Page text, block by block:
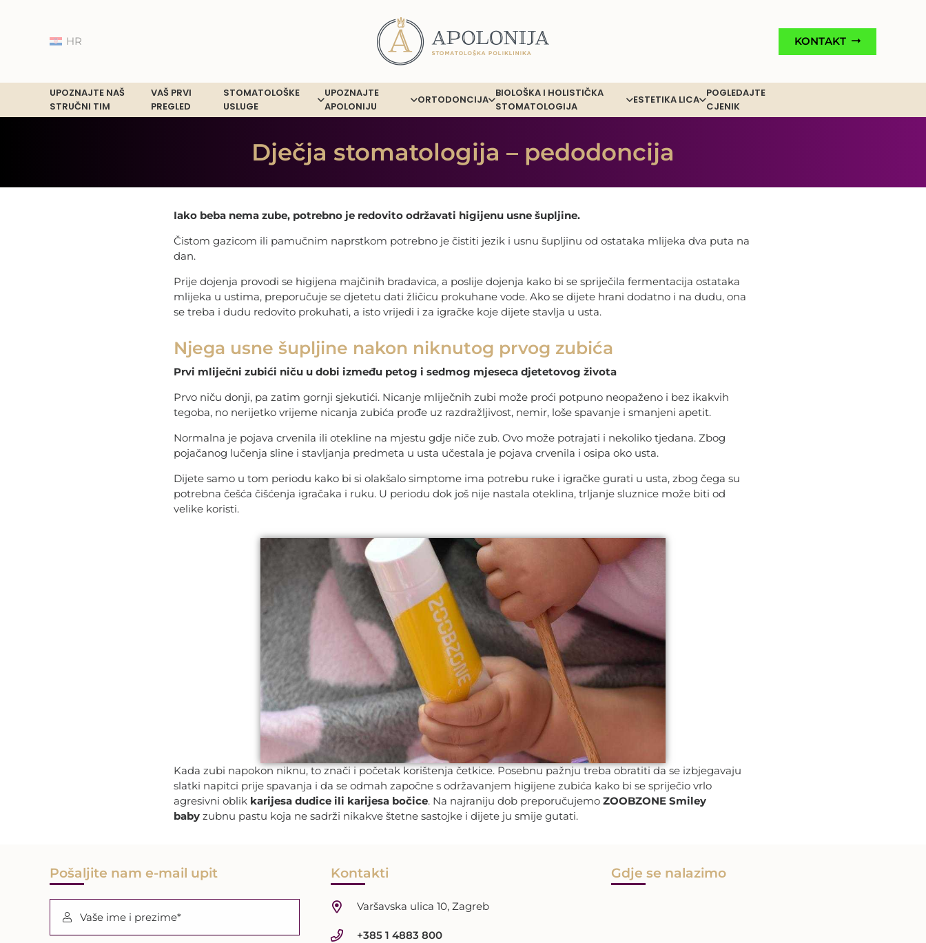
HR KONTAKT
UPOZNAJTE NAŠ
STRUČNI TIM
VAŠ PRVI
PREGLED
STOMATOLOŠKE
USLUGE
UPOZNAJTE
APOLONIJU
ORTODONCIJA
BIOLOŠKA I HOLISTIČKA
STOMATOLOGIJA
ESTETIKA LICA
POGLEDAJTE
CJENIK
Dječja stomatologija – pedodoncija
Iako beba nema zube, potrebno je redovito održavati higijenu usne šupljine.
Čistom gazicom ili pamučnim naprstkom potrebno je čistiti jezik i usnu šupljinu od ostataka mlijeka dva puta na
dan.
Prije dojenja provodi se higijena majčinih bradavica, a poslije dojenja kako bi se spriječila fermentacija ostataka
mlijeka u ustima, preporučuje se djetetu dati žličicu prokuhane vode. Ako se dijete hrani dodatno i na dudu, ona
se treba i dudu redovito prokuhati, a isto vrijedi i za igračke koje dijete stavlja u usta.
Njega usne šupljine nakon niknutog prvog zubića
Prvi mliječni zubići niču u dobi između petog i sedmog mjeseca djetetovog života
Prvo niču donji, pa zatim gornji sjekutići. Nicanje mliječnih zubi može proći potpuno neopaženo i bez ikakvih
tegoba, no nerijetko vrijeme nicanja zubića prođe uz razdražljivost, nemir, loše spavanje i smanjeni apetit.
Normalna je pojava crvenila ili otekline na mjestu gdje niče zub. Ovo može potrajati i nekoliko tjedana. Zbog
pojačanog lučenja sline i stavljanja predmeta u usta učestala je pojava crvenila i osipa oko usta.
Dijete samo u tom periodu kako bi si olakšalo simptome ima potrebu ruke i igračke gurati u usta, zbog čega su
potrebna češća čišćenja igračaka i ruku. U periodu dok još nije nastala oteklina, trljanje sluznice može biti od
velike koristi.
Kada zubi napokon niknu, to znači i početak korištenja četkice. Posebnu pažnju treba obratiti da se izbjegavaju
slatki napitci prije spavanja i da se odmah započne s održavanjem higijene zubića kako bi se spriječio vrlo
agresivni oblik karijesa dudice ili karijesa bočice. Na najraniju dob preporučujemo ZOOBZONE Smiley
baby zubnu pastu koja ne sadrži nikakve štetne sastojke i dijete ju smije gutati.
Pošaljite nam e-mail upit
Vaše ime i prezime*
Kontakti
Varšavska ulica 10, Zagreb
+385 1 4883 800
Gdje se nalazimo